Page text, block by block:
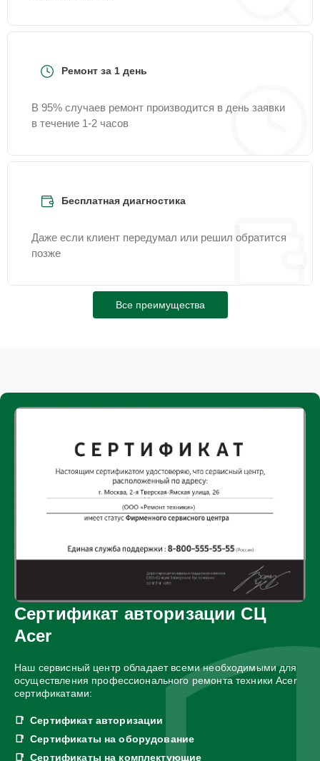
Ремонт за 1 день
В 95% случаев ремонт производится в день заявки
в течение 1-2 часов
Бесплатная диагностика
Даже если клиент передумал или решил обратится
позже
Все преимущества
Сертификат авторизации СЦ
Acer
Наш сервисный центр обладает всеми необходимыми для
осуществления профессионального ремонта техники Acer
сертификатами:
Сертификат авторизации
Сертификаты на оборудование
Сертификаты на комплектующие